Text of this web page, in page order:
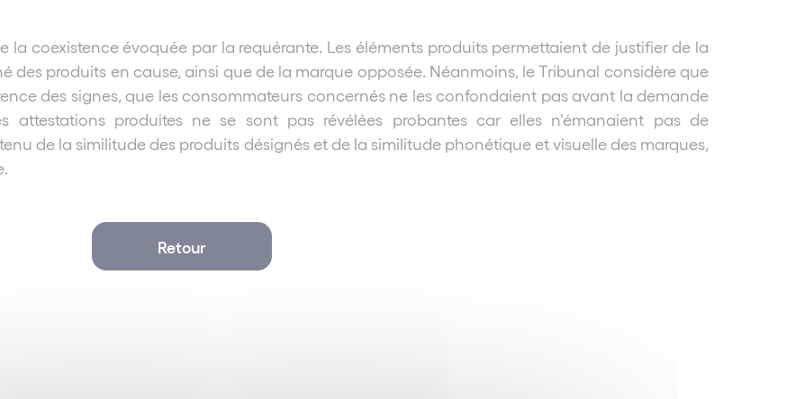
la coexistence évoquée par la requérante. Les éléments produits permettaient de justifier de la
des produits en cause, ainsi que de la marque opposée. Néanmoins, le Tribunal considère que
des signes, que les consommateurs concernés ne les confondaient pas avant la demande
attestations produites ne se sont pas révélées probantes car elles n’émanaient pas de
de la similitude des produits désignés et de la similitude phonétique et visuelle des marques,
Retour